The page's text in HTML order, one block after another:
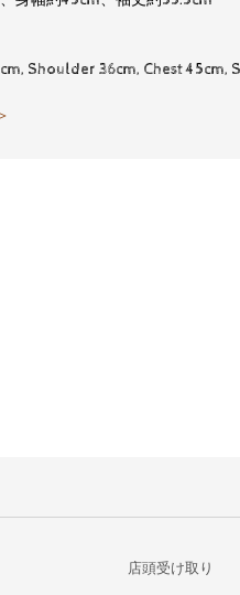
Shoulder 36cm, Chest 45cm,
店頭受け取り